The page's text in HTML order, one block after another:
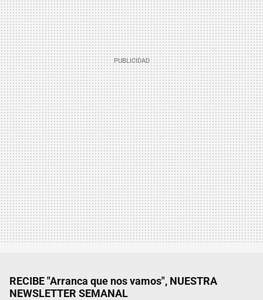
RECIBE "Arranca que nos vamos", NUESTRA
NEWSLETTER SEMANAL